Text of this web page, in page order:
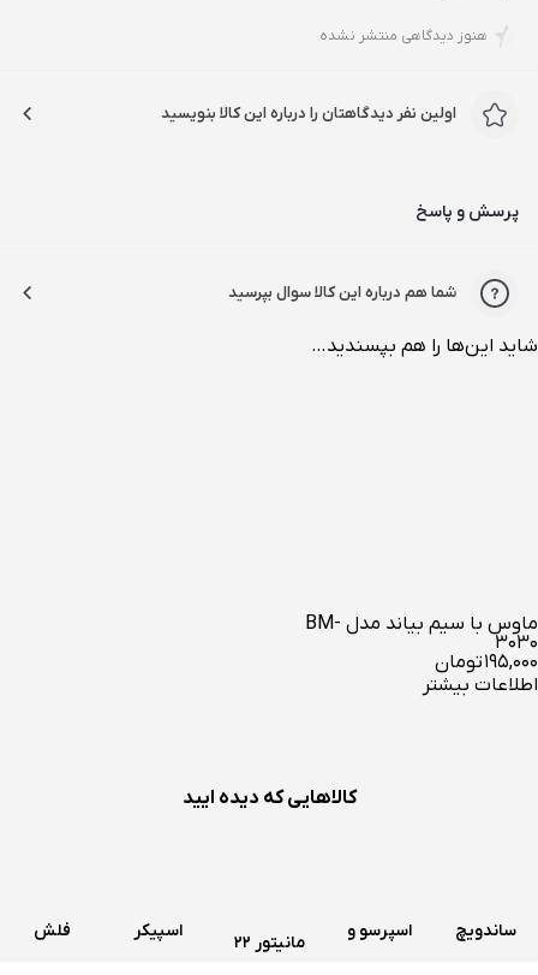
هنوز دیدگاهی منتشر نشده
اولین نفر دیدگاهتان را درباره این کالا بنویسید
پرسش و پاسخ
شما هم درباره این کالا سوال بپرسید
شاید این‌ها را هم بپسندید…
ماوس با سیم بیاند مدل BM-
3030
۱۹۵,۰۰۰تومان
اطلاعات بیشتر
کالاهایی که دیده ایید
ساندویچ
اسپرسو و
مانیتور 22
اسپیکر
فلش